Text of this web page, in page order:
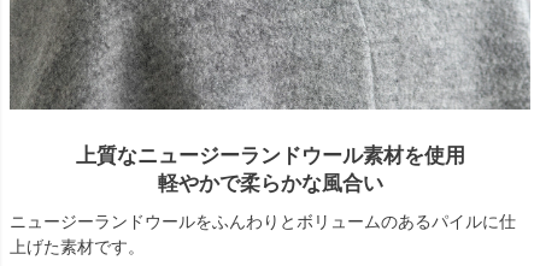
上質なニュージーランドウール素材を使用
軽やかで柔らかな風合い
ニュージーランドウールをふんわりとボリュームのあるパイルに仕
上げた素材です。